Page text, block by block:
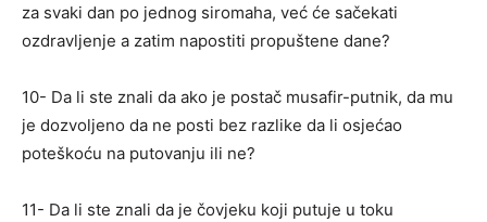
za svaki dan po jednog siromaha, već će sačekati
ozdravljenje a zatim napostiti propuštene dane?
10- Da li ste znali da ako je postač musafir-putnik, da mu
je dozvoljeno da ne posti bez razlike da li osjećao
poteškoću na putovanju ili ne?
11- Da li ste znali da je čovjeku koji putuje u toku